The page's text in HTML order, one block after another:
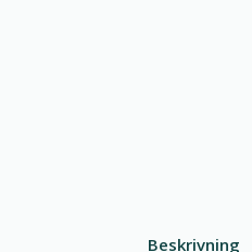
Beskrivning